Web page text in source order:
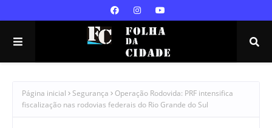
Página inicial Segurança
Operação Rodovida: PRF intensifica
fiscalização nas rodovias federais do Rio Grande do Sul